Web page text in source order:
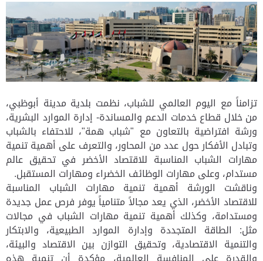
تزامناً مع اليوم العالمي للشباب، نظمت بلدية مدينة أبوظبي،
من خلال قطاع خدمات الدعم والمساندة- إدارة الموارد البشرية،
ورشة افتراضية بالتعاون مع "شباب همة"، للاحتفاء بالشباب
وتبادل الأفكار حول عدد من المحاور، والتعرف على أهمية تنمية
مهارات الشباب المناسبة للاقتصاد الأخضر في تحقيق عالم
مستدام، وعلى مهارات الوظائف الخضراء ومهارات المستقبل.
وناقشت الورشة أهمية تنمية مهارات الشباب المناسبة
للاقتصاد الأخضر، الذي يعد مجالاً متنامياً يوفر فرص عمل جديدة
ومستدامة، وكذلك أهمية تنمية مهارات الشباب في مجالات
مثل: الطاقة المتجددة وإدارة الموارد الطبيعية، والابتكار
والتنمية الاقتصادية، وتحقيق التوازن بين الاقتصاد والبيئة،